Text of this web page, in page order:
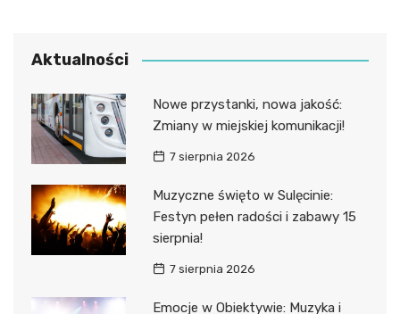
Aktualności
Nowe przystanki, nowa jakość:
Zmiany w miejskiej komunikacji!
7 sierpnia 2026
Muzyczne święto w Sulęcinie:
Festyn pełen radości i zabawy 15
sierpnia!
7 sierpnia 2026
Emocje w Obiektywie: Muzyka i